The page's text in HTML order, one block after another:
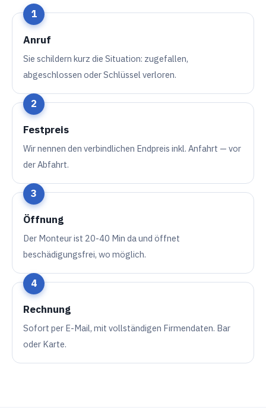
Anruf
Sie schildern kurz die Situation: zugefallen,
abgeschlossen oder Schlüssel verloren.
Festpreis
Wir nennen den verbindlichen Endpreis inkl. Anfahrt — vor
der Abfahrt.
Öffnung
Der Monteur ist 20-40 Min da und öffnet
beschädigungsfrei, wo möglich.
Rechnung
Sofort per E-Mail, mit vollständigen Firmendaten. Bar
oder Karte.